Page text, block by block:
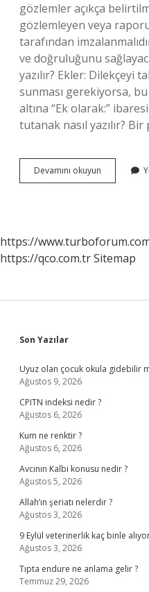
gözlemler açıkça
gözlemleyen veya
tarafından
ve doğruluğunu
yazılır? Ekler: Dilekçeyi
sunması gerekiyorsa,
altına “Ek olarak:”
tutanak nasıl yazılır?
Devamını okuyun Tutanagın
Sonuna
https://
https://qco.com.trSitemap
Sidebar
Son Yazılar
Uyuz olan çocuk okula gidebilir
Ağustos 9, 2026
CPITN indeksi nedir ?
Ağustos 6, 2026
Kum ne renktir ?
Ağustos 6, 2026
Avcının Kalbi konusu nedir ?
Ağustos 5, 2026
Allah’ın şeriatı nelerdir ?
Ağustos 3, 2026
9 Eylül veterinerlik kaç binle
Ağustos 3, 2026
Tıpta endure ne anlama gelir ?
Temmuz 29, 2026